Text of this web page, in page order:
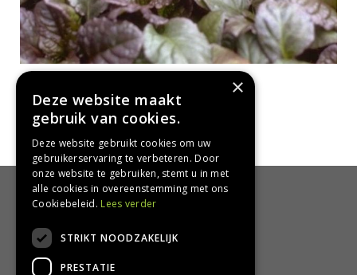
Kruipend zenegroen
Ajuga reptans 'Catlin's Giant'
HANDIG
Bezorgen en afhalen
Retourbeleid
Algemene voorwaarden
×
Deze website maakt
gebruik van cookies.
Deze website gebruikt cookies om uw
gebruikerservaring te verbeteren. Door
onze website te gebruiken, stemt u in met
alle cookies in overeenstemming met ons
Cookiebeleid. Lees verder
STRIKT NOODZAKELIJK
PRESTATIE